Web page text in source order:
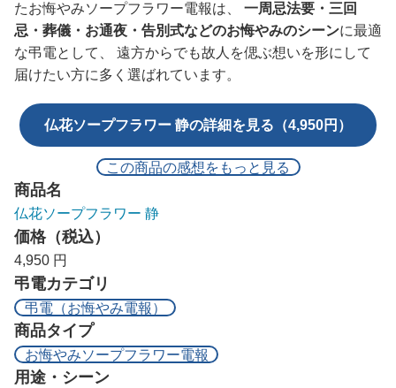
たお悔やみソープフラワー電報は、 一周忌法要・三回
忌・葬儀・お通夜・告別式などのお悔やみのシーンに最適
な弔電として、 遠方からでも故人を偲ぶ想いを形にして
届けたい方に多く選ばれています。
仏花ソープフラワー 静の詳細を見る（4,950円）
この商品の感想をもっと見る
商品名
仏花ソープフラワー 静
価格（税込）
4,950 円
弔電カテゴリ
弔電（お悔やみ電報）
商品タイプ
お悔やみソープフラワー電報
用途・シーン